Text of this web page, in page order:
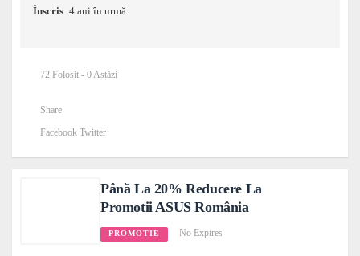
Înscris: 4 ani în urmă
72 Folosit - 0 Astăzi
Share
Facebook Twitter
Până La 20% Reducere La
Promotii ASUS România
PROMOTIE No Expires